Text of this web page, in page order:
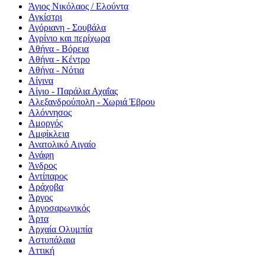
Άγιος Νικόλαος / Ελούντα
Αγκίστρι
Αγόριανη - Σουβάλα
Αγρίνιο και περίχωρα
Αθήνα - Βόρεια
Αθήνα - Κέντρο
Αθήνα - Νότια
Αίγινα
Αίγιο - Παράλια Αχαΐας
Αλεξανδρούπολη - Χωριά Έβρου
Αλόννησος
Αμοργός
Αμφίκλεια
Ανατολικό Αιγαίο
Ανάφη
Άνδρος
Αντίπαρος
Αράχοβα
Άργος
Αργοσαρωνικός
Άρτα
Αρχαία Ολυμπία
Αστυπάλαια
Αττική